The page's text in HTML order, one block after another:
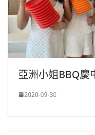
亞洲小姐BBQ慶
2020-09-30